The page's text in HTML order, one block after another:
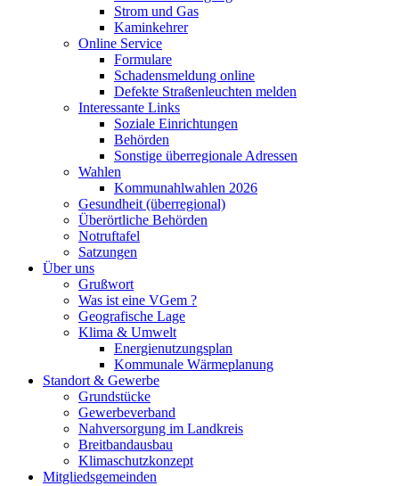
Strom und Gas
Kaminkehrer
Online Service
Formulare
Schadensmeldung online
Defekte Straßenleuchten melden
Interessante Links
Soziale Einrichtungen
Behörden
Sonstige überregionale Adressen
Wahlen
Kommunahlwahlen 2026
Gesundheit (überregional)
Überörtliche Behörden
Notruftafel
Satzungen
Über uns
Grußwort
Was ist eine VGem ?
Geografische Lage
Klima & Umwelt
Energienutzungsplan
Kommunale Wärmeplanung
Standort & Gewerbe
Grundstücke
Gewerbeverband
Nahversorgung im Landkreis
Breitbandausbau
Klimaschutzkonzept
Mitgliedsgemeinden